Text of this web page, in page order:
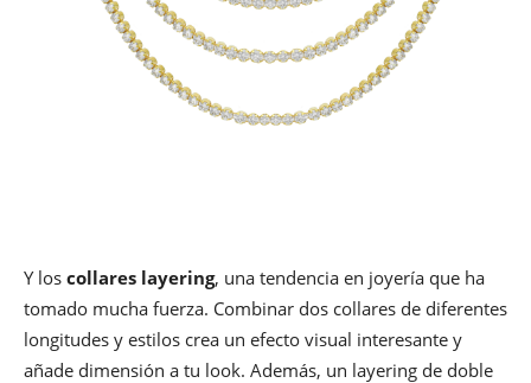
Y los collares layering, una tendencia en joyería que ha
tomado mucha fuerza. Combinar dos collares de diferentes
longitudes y estilos crea un efecto visual interesante y
añade dimensión a tu look. Además, un layering de doble